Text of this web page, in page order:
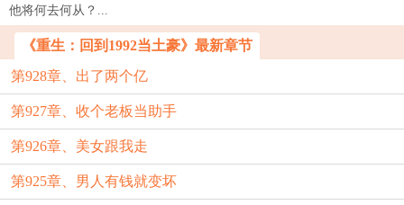
他将何去何从？...
《重生：回到1992当土豪》最新章节
第928章、出了两个亿
第927章、收个老板当助手
第926章、美女跟我走
第925章、男人有钱就变坏